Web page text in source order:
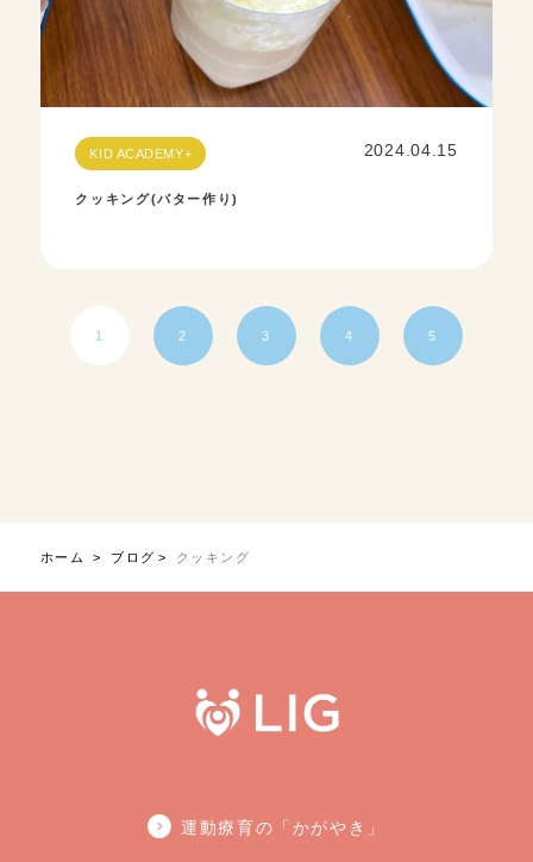
KID ACADEMY+ 2024.04.15
クッキング(バター作り)
1 2 3 4 5
ホーム ブログ クッキング
運動療育の「かがやき」